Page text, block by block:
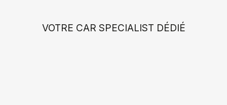
VOTRE CAR SPECIALIST DÉDIÉ